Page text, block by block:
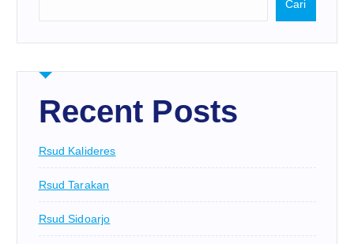
Cari
Recent Posts
Rsud Kalideres
Rsud Tarakan
Rsud Sidoarjo